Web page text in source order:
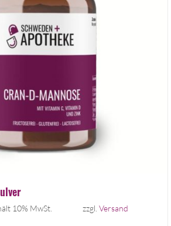
10% MwSt. zzgl. Versand